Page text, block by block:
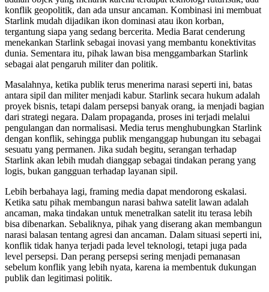
konflik geopolitik, dan ada unsur ancaman. Kombinasi ini membuat
Starlink mudah dijadikan ikon dominasi atau ikon korban,
tergantung siapa yang sedang bercerita. Media Barat cenderung
menekankan Starlink sebagai inovasi yang membantu konektivitas
dunia. Sementara itu, pihak lawan bisa menggambarkan Starlink
sebagai alat pengaruh militer dan politik.
Masalahnya, ketika publik terus menerima narasi seperti ini, batas
antara sipil dan militer menjadi kabur. Starlink secara hukum adalah
proyek bisnis, tetapi dalam persepsi banyak orang, ia menjadi bagian
dari strategi negara. Dalam propaganda, proses ini terjadi melalui
pengulangan dan normalisasi. Media terus menghubungkan Starlink
dengan konflik, sehingga publik menganggap hubungan itu sebagai
sesuatu yang permanen. Jika sudah begitu, serangan terhadap
Starlink akan lebih mudah dianggap sebagai tindakan perang yang
logis, bukan gangguan terhadap layanan sipil.
Lebih berbahaya lagi, framing media dapat mendorong eskalasi.
Ketika satu pihak membangun narasi bahwa satelit lawan adalah
ancaman, maka tindakan untuk menetralkan satelit itu terasa lebih
bisa dibenarkan. Sebaliknya, pihak yang diserang akan membangun
narasi balasan tentang agresi dan ancaman. Dalam situasi seperti ini,
konflik tidak hanya terjadi pada level teknologi, tetapi juga pada
level persepsi. Dan perang persepsi sering menjadi pemanasan
sebelum konflik yang lebih nyata, karena ia membentuk dukungan
publik dan legitimasi politik.